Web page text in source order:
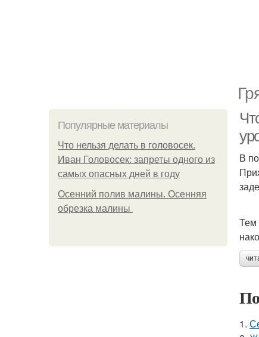
Популярные материалы
Что нельзя делать в головосек.
Иван Головосек: запреты одного из
самых опасных дней в году
Осенний полив малины. Осенняя
обрезка малины
В
Тем
1.